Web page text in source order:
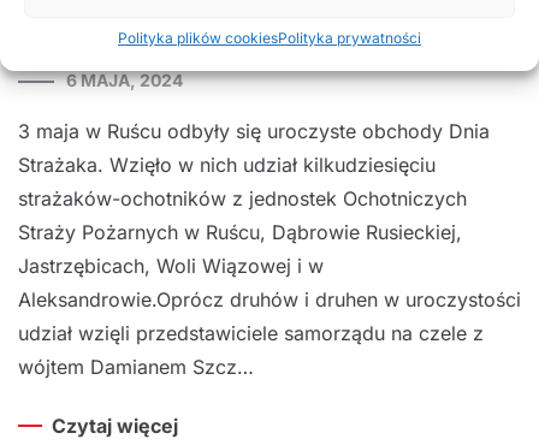
Polityka plików cookiesPolityka prywatności
Strażaka
6 MAJA, 2024
3 maja w Ruścu odbyły się uroczyste obchody Dnia
Strażaka. Wzięło w nich udział kilkudziesięciu
strażaków-ochotników z jednostek Ochotniczych
Straży Pożarnych w Ruścu, Dąbrowie Rusieckiej,
Jastrzębicach, Woli Wiązowej i w
Aleksandrowie.Oprócz druhów i druhen w uroczystości
udział wzięli przedstawiciele samorządu na czele z
wójtem Damianem Szcz…
Czytaj więcej